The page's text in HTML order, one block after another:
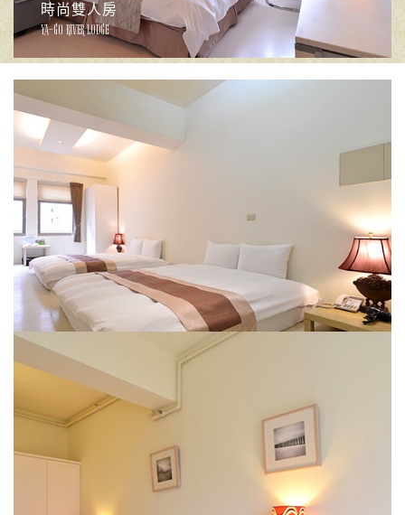
時尚雙人房
YA-GO RIVER LODGE
YA-GO RIVER LODGE